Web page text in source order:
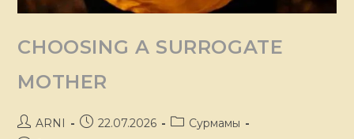
CHOOSING A SURROGATE
MOTHER
ARNI 22.07.2026
Сурмамы